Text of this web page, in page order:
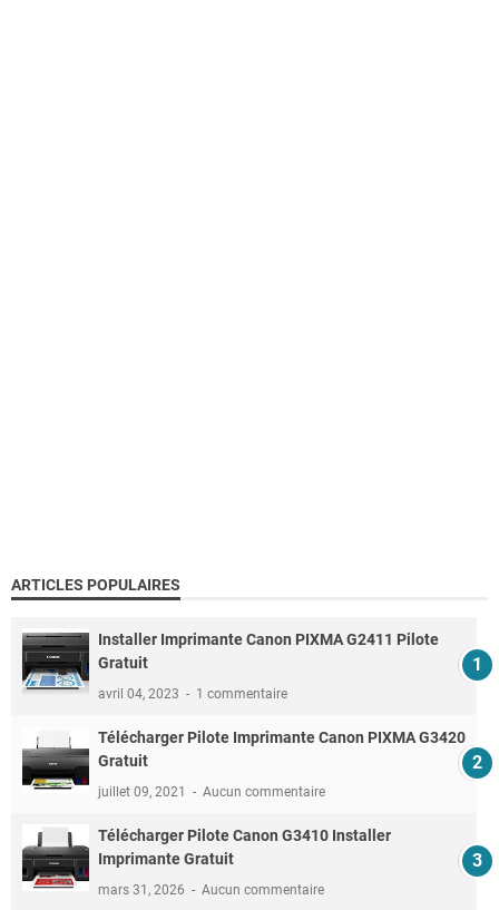
ARTICLES POPULAIRES
Installer Imprimante Canon PIXMA G2411 Pilote
Gratuit
avril 04, 2023 1 commentaire
Télécharger Pilote Imprimante Canon PIXMA G3420
Gratuit
juillet 09, 2021 Aucun commentaire
Télécharger Pilote Canon G3410 Installer
Imprimante Gratuit
mars 31, 2026 Aucun commentaire